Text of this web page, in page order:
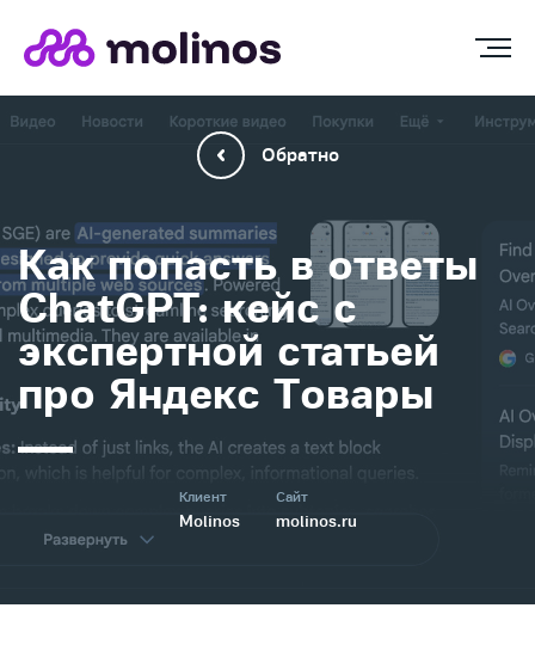
Обратно
Как попасть в ответы
ChatGPT: кейс с
экспертной статьей
про Яндекс Товары
Клиент
Molinos
Сайт
molinos.ru